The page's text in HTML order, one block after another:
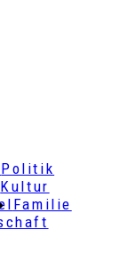
Politik
Kultur
Familie